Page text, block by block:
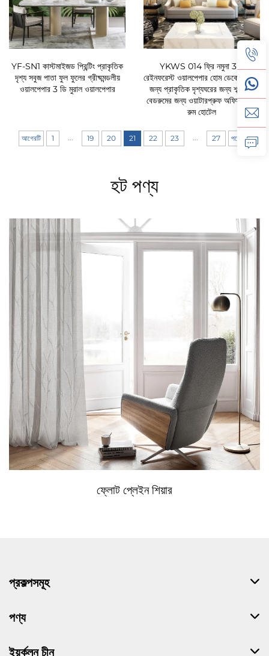
YF-SN1 কাস্টমাইজড প্রিন্টিং প্রাকৃতিক
দৃশ্য সবুজ পাতা ফুল ফুলের গ্রীষ্মমন্ডলীয়
ওয়ালপেপার 3 ডি মুরাল ওয়ালপেপার
YKWS 014 ফ্রি নমুনা 3D
রেইনফরেস্ট ওয়ালপেপার হোম ডেকোরেশনের
জন্য প্রাকৃতিক দৃশ্যঘরের জন্য শব্দরোধী
বেডরুমের জন্য ওয়াটারপ্রুফ অফিস লিভিং
রুম হোটেল
আগেরটি 1 ... 19 20 21 22 23 ... 27 পরেরটি
হট পণ্য
ফ্লোট প্লেইন শিয়ার
প্রকল্পসমূহ
পণ্য
ইয়র্কলন চীন